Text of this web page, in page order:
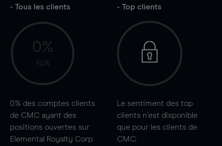
- Tous les clients
0%
N/A
0% des comptes clients
de CMC ayant des
positions ouvertes sur
Elemental Royalty Corp
- Top clients
Le sentiment des top
clients n'est disponible
que pour les clients de
CMC.